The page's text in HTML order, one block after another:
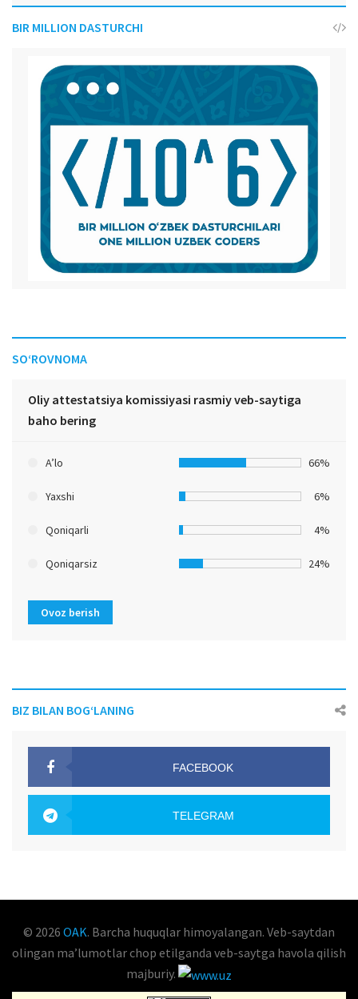
BIR MILLION DASTURCHI
SO‘ROVNOMA
Oliy attestatsiya komissiyasi rasmiy veb-saytiga
baho bering
A’lo 66%
Yaxshi 6%
Qoniqarli 4%
Qoniqarsiz 24%
Ovoz berish
BIZ BILAN BOG‘LANING
FACEBOOK
TELEGRAM
© 2026 OAK. Barcha huquqlar himoyalangan. Veb-saytdan
olingan maʼlumotlar chop etilganda veb-saytga havola qilish
majburiy.